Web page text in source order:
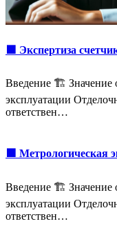
🟩 Экспертиза
Введение 🏗️ Значение
эксплуатации
ответствен…
🟩 Метрологическая
Введение 🏗️ Значение
эксплуатации
ответствен…